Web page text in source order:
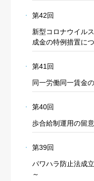
第42回
新型コロナウイル
成金の特例措置に
第41回
同一労働同一賃金
第40回
歩合給制運用の留
第39回
パワハラ防止法成
～